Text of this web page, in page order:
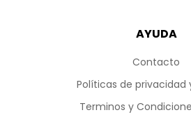
AYUDA
Contacto
Políticas de privacidad
Terminos y